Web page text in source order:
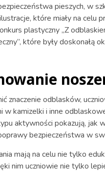
pieszych, w
które miały na
plastyczny „Z
które były doskonałą
znaczenie odblasków,
w kamizelki i inne
aktywności pokazują, jak
bezpieczeństwa w
mają na celu nie tylko
nim uczniowie nie tylko